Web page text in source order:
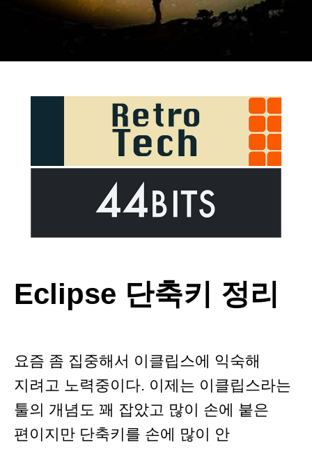
Eclipse 단축키 정리
요즘 좀 집중해서 이클립스에 익숙해
지려고 노력중이다. 이제는 이클립스라는
툴의 개념도 꽤 잡았고 많이 손에 붙은
편이지만 단축키를 손에 많이 안